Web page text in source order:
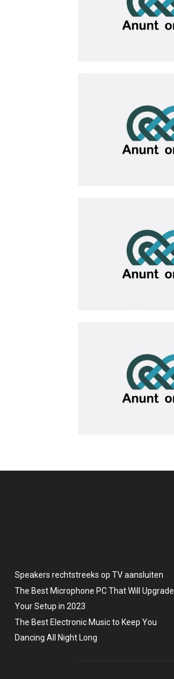
Speakers rechtstreeks op TV aansluiten
The Best Microphone PC That Will Upgrade
Your Setup in 2023
The Best Electronic Music to Keep You
Dancing All Night Long